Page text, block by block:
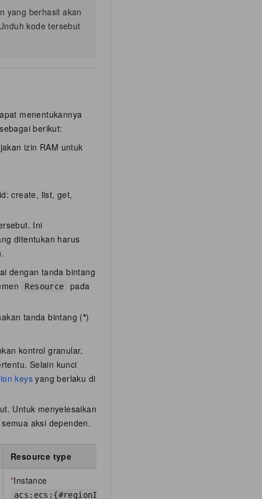
yang berhasil akan
kode tersebut
menentukannya
berikut:
izin RAM untuk
create, list, get,
Ini
ditentukan harus
dengan tanda bintang
Resource
pada
tanda bintang (*)
kontrol granular,
Selain kunci
keysyang berlaku di
Untuk menyelesaikan
aksi dependen.
Resource type
*Instance
acs:ecs:{#regionId}:{#accountId}:instance/